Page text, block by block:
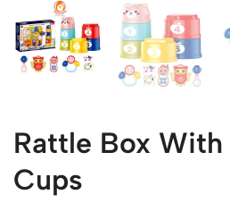
Rattle Box
Cups